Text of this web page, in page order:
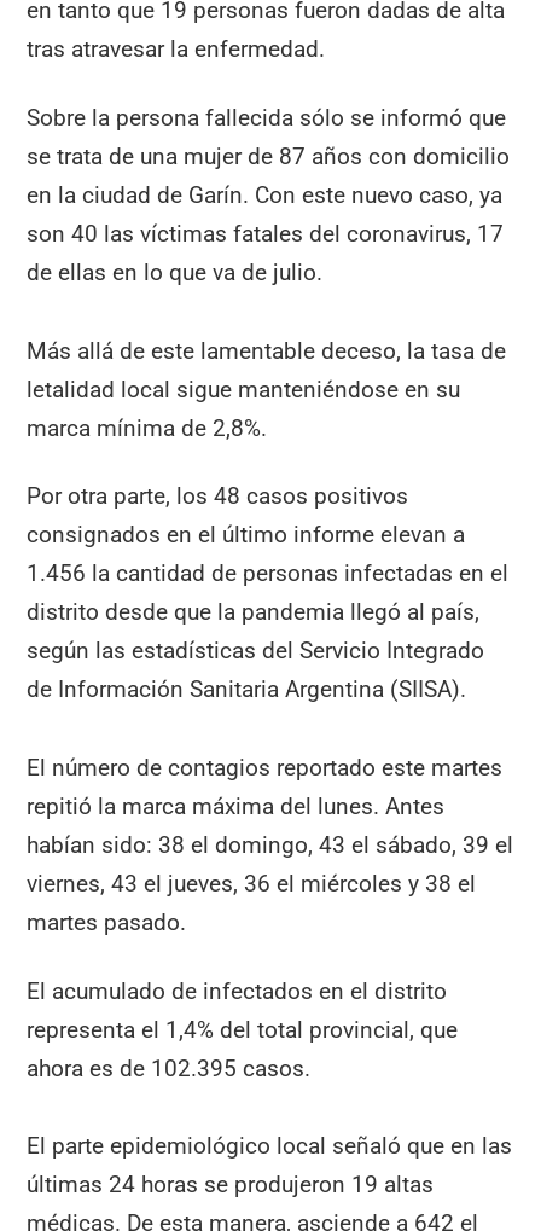
en tanto que 19 personas fueron dadas de alta
tras atravesar la enfermedad.
Sobre la persona fallecida sólo se informó que
se trata de una mujer de 87 años con domicilio
en la ciudad de Garín. Con este nuevo caso, ya
son 40 las víctimas fatales del coronavirus, 17
de ellas en lo que va de julio.
Más allá de este lamentable deceso, la tasa de
letalidad local sigue manteniéndose en su
marca mínima de 2,8%.
Por otra parte, los 48 casos positivos
consignados en el último informe elevan a
1.456 la cantidad de personas infectadas en el
distrito desde que la pandemia llegó al país,
según las estadísticas del Servicio Integrado
de Información Sanitaria Argentina (SIISA).
El número de contagios reportado este martes
repitió la marca máxima del lunes. Antes
habían sido: 38 el domingo, 43 el sábado, 39 el
viernes, 43 el jueves, 36 el miércoles y 38 el
martes pasado.
El acumulado de infectados en el distrito
representa el 1,4% del total provincial, que
ahora es de 102.395 casos.
El parte epidemiológico local señaló que en las
últimas 24 horas se produjeron 19 altas
médicas. De esta manera, asciende a 642 el